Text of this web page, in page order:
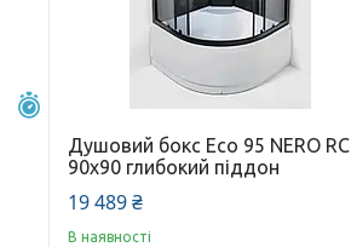
Залишилось 25 днів
Душовий бокс Eco 95 NERO RC
90х90 глибокий піддон
19 489 ₴
В наявності